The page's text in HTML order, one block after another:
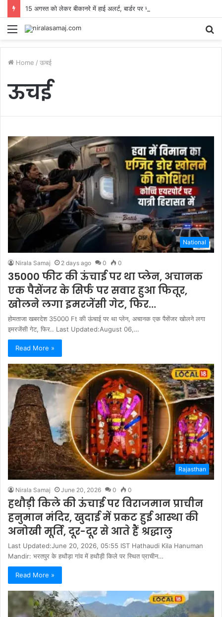
Menu
Home / ऊचई
ऊचई
National
Nirala Samaj 2 days ago 0 0
35000 फीट की ऊंचाई पर था प्‍लेन, अचानक
एक पैसेंजर के सिर्फ पर सवार हुआ फितूर,
खोलने लगा इमरजेंसी गेट, फिर…
होमताजा खबरदेश 35000 Ft की ऊंचाई पर था प्‍लेन, अचानक एक पैसेंजर खोलने लगा
इमरजेंसी गेट, फिर.. Last Updated:August 06,…
Read More »
Rajasthan
Nirala Samaj June 20, 2026 0 0
हथौड़ी किले की ऊंचाई पर विराजमान प्राचीन
हनुमान मंदिर, खुदाई में प्रकट हुई आस्था की
अनोखी मूर्ति, दूर-दूर से आते हैं श्रद्धालु
Last Updated:June 20, 2026, 05:55 IST Hathaudi Kila Hanuman
Mandir: भरतपुर के हथौड़ा गांव में हथौड़ी किले पर स्थित प्राचीन…
Read More »